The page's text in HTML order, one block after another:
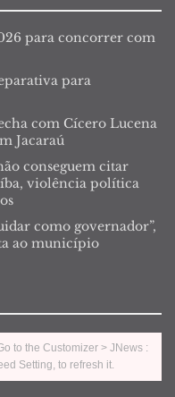
para concorrer com
para
com Cícero Lucena
Jacaraú
conseguem citar
violência política
como governador”,
ao município
to the Customizer > JNews :
Setting, to refresh it.